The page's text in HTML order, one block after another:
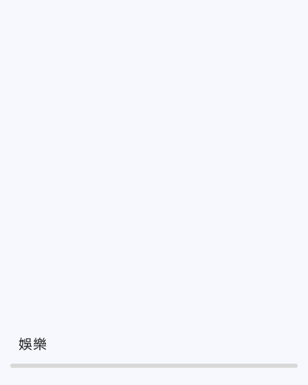
娛樂